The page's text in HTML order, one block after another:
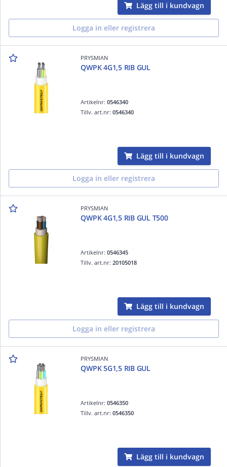
Lägg till i kundvagn
Logga in eller registrera
PRYSMIAN
QWPK 4G1,5 RIB GUL
Artikelnr:0546340
Tillv. art.nr:0546340
Lägg till i kundvagn
Logga in eller registrera
PRYSMIAN
QWPK 4G1,5 RIB GUL T500
Artikelnr:0546345
Tillv. art.nr:20105018
Lägg till i kundvagn
Logga in eller registrera
PRYSMIAN
QWPK 5G1,5 RIB GUL
Artikelnr:0546350
Tillv. art.nr:0546350
Lägg till i kundvagn